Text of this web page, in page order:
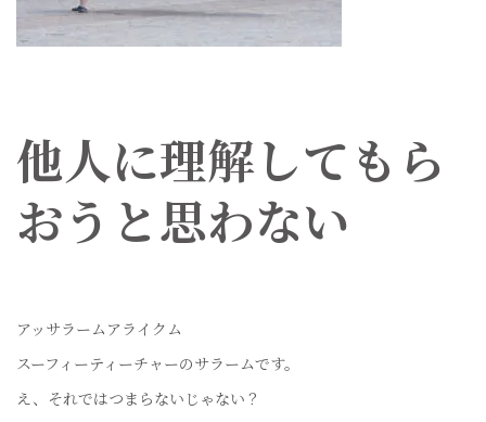
他人に理解してもら
おうと思わない
アッサラームアライクム
スーフィーティーチャーのサラームです。
え、それではつまらないじゃない？